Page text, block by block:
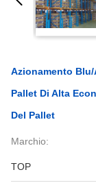
Azionamento
Pallet Di Alta
Del Pallet
Marchio:
TOP